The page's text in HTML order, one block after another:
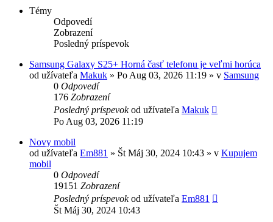
Témy
Odpovedí
Zobrazení
Posledný príspevok
Samsung Galaxy S25+ Horná časť telefonu je veľmi horúca
od užívateľa Makuk » Po Aug 03, 2026 11:19 » v Samsung
0 Odpovedí
176 Zobrazení
Posledný príspevokod užívateľa Makuk
Po Aug 03, 2026 11:19
Novy mobil
od užívateľa Em881 » Št Máj 30, 2024 10:43 » v Kupujem
mobil
0 Odpovedí
19151 Zobrazení
Posledný príspevokod užívateľa Em881
Št Máj 30, 2024 10:43